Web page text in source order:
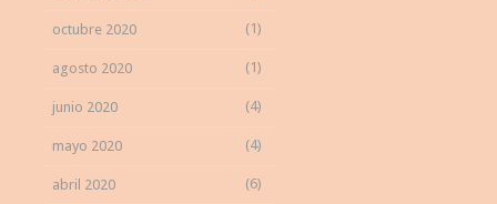
octubre 2020 (1)
agosto 2020 (1)
junio 2020 (4)
mayo 2020 (4)
abril 2020 (6)